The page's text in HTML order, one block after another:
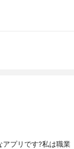
アプリです?私は職業